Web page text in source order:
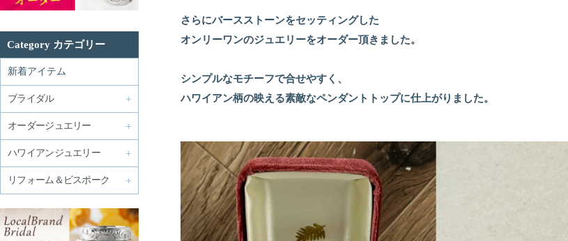
Category カテゴリー
新着アイテム
ブライダル
オーダージュエリー
ハワイアンジュエリー
リフォーム＆ビスポーク
さらにバースストーンをセッティングした
オンリーワンのジュエリーをオーダー頂きました。
シンプルなモチーフで合せやすく、
ハワイアン柄の映える素敵なペンダントトップに仕上がりました。